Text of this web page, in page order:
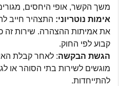
משך הקשר, אופי היחסים,
אימות נוטריוני: התצהיר חייב
את אמיתות ההצהרה. שירות זה
קבוע לפי החוק.
הגשת הבקשה: לאחר קבלת
מוגשים לשירות בתי הסוהר או
להתייחדות.